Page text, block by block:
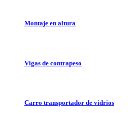
Montaje en altura
Vigas de contrapeso
Carro transportador de vidrios